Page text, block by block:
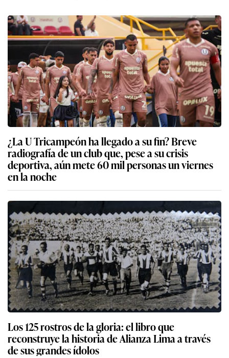
¿La U Tricampeón ha llegado a su fin? Breve
radiografía de un club que, pese a su crisis
deportiva, aún mete 60 mil personas un viernes
en la noche
Los 125 rostros de la gloria: el libro que
reconstruye la historia de Alianza Lima a través
de sus grandes ídolos